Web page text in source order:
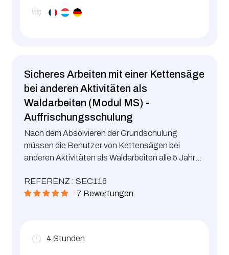
Sicheres Arbeiten mit einer Kettensäge
bei anderen Aktivitäten als
Waldarbeiten (Modul MS) -
Auffrischungsschulung
Nach dem Absolvieren der Grundschulung
müssen die Benutzer von Kettensägen bei
anderen Aktivitäten als Waldarbeiten alle 5 Jahre
REFERENZ : SEC116
7 Bewertungen
4 Stunden